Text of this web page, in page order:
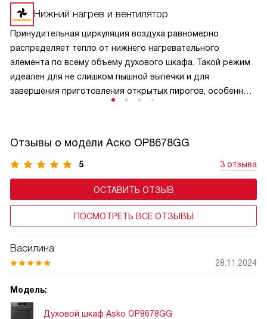
снизить температуру или предотвратить перегревание
системы. Прикасаться к дверце станет достаточно
безопасно, а мебель рядом не повредится.
Нижний нагрев и вентилятор
Принудительная циркуляция воздуха равномерно
распределяет тепло от нижнего нагревательного
элемента по всему объему духового шкафа. Такой режим
идеален для не слишком пышной выпечки и для
завершения приготовления открытых пирогов, особенно
Отзывы о модели Аско OP8678GG
5 3 отзыва
ОСТАВИТЬ ОТЗЫВ
ПОСМОТРЕТЬ ВСЕ ОТЗЫВЫ
Василина
28.11.2024
Модель:
Духовой шкаф Asko OP8678GG